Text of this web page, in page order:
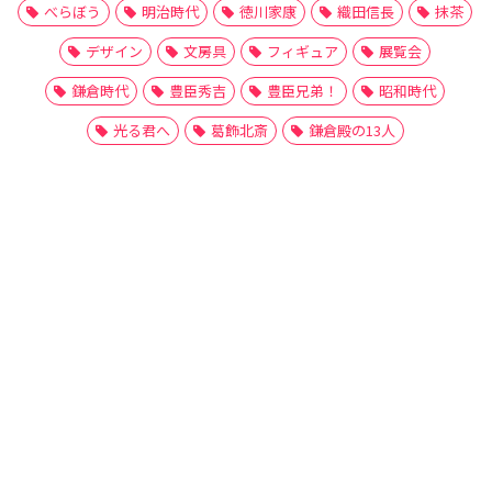
べらぼう
明治時代 徳川家康 織田信長
抹茶
デザイン
文房具 フィギュア
展覧会
鎌倉時代
豊臣秀吉 豊臣兄弟！
昭和時代
光る君へ
葛飾北斎 鎌倉殿の13人